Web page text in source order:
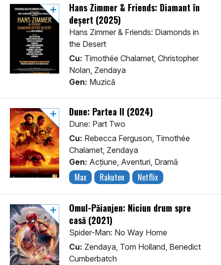
Hans Zimmer & Friends: Diamant în
deșert (2025)
Hans Zimmer & Friends: Diamonds in
the Desert
Cu: Timothée Chalamet, Christopher
Nolan, Zendaya
Gen: Muzică
Dune: Partea II (2024)
Dune: Part Two
Cu: Rebecca Ferguson, Timothée
Chalamet, Zendaya
Gen: Acţiune, Aventuri, Dramă
Max Rakuten Netflix
Omul-Păianjen: Niciun drum spre
casă (2021)
Spider-Man: No Way Home
Cu: Zendaya, Tom Holland, Benedict
Cumberbatch